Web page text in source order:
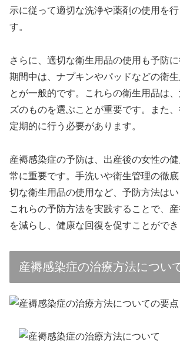
示に従って適切な洗浄や薬剤の使用を
す。
さらに、適切な衛生用品の使用も予防
期間中は、ナプキンやパッドなどの衛
とが一般的です。これらの衛生用品は
ズのものを選ぶことが重要です。また
定期的に行う必要があります。
産褥感染症の予防は、出産後の女性の
常に重要です。手洗いや衛生管理の徹
切な衛生用品の使用など、予防方法はい
これらの予防方法を実践することで、
を減らし、健康な回復を促すことができ
産褥感染症の治療方法につい